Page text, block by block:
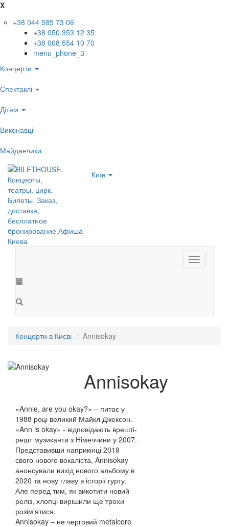
X
+38 044 585 73 06
+38 050 353 12 35
+38 068 554 10 70
menu_phone_3
Концерти
Спектаклі
Дітям
Виконавці
Майданчики
Київ
Toggle
navigation
Концерти в Києві Annisokay
Annisokay
«Annie, are you okay?» – питає у
1988 році великий Майкл Джексон.
«Ann is okay» - відповідають врешті-
решт музиканти з Німеччини у 2007.
Представивши наприкінці 2019
свого нового вокаліста, Annisokay
анонсували вихід нового альбому в
2020 та нову главу в історії гурту.
Але перед тим, як викотити новий
реліз, хлопці вирішили ще трохи
розім'ятися.
Annisokay – не черговий metalcore